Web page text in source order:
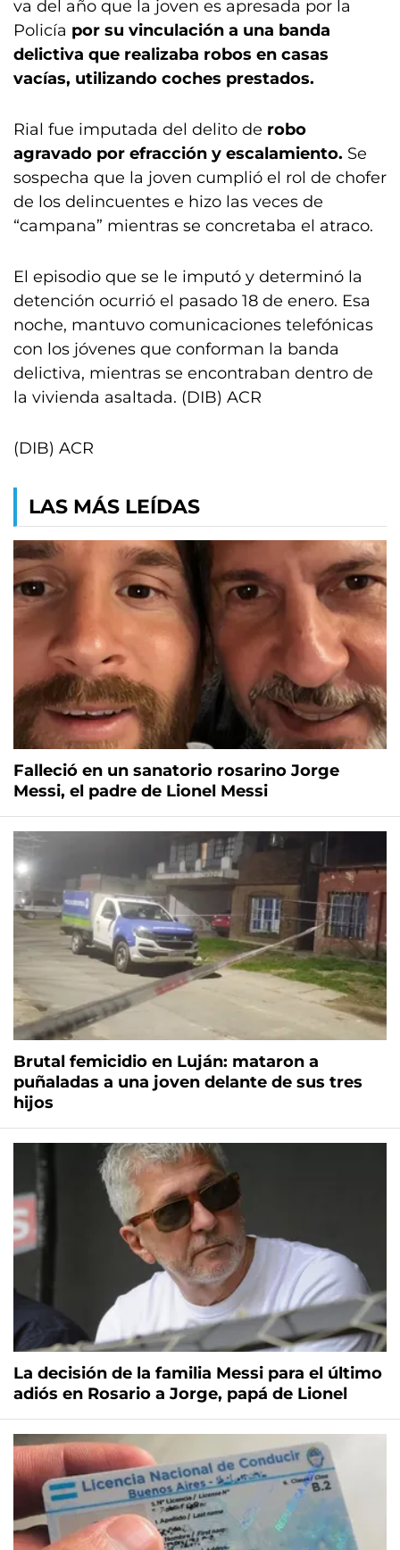
va del año que la joven es apresada por la
Policía por su vinculación a una banda
delictiva que realizaba robos en casas
vacías, utilizando coches prestados.
Rial fue imputada del delito de robo
agravado por efracción y escalamiento. Se
sospecha que la joven cumplió el rol de chofer
de los delincuentes e hizo las veces de
“campana” mientras se concretaba el atraco.
El episodio que se le imputó y determinó la
detención ocurrió el pasado 18 de enero. Esa
noche, mantuvo comunicaciones telefónicas
con los jóvenes que conforman la banda
delictiva, mientras se encontraban dentro de
la vivienda asaltada. (DIB) ACR
(DIB) ACR
LAS MÁS LEÍDAS
Falleció en un sanatorio rosarino Jorge
Messi, el padre de Lionel Messi
Brutal femicidio en Luján: mataron a
puñaladas a una joven delante de sus tres
hijos
La decisión de la familia Messi para el último
adiós en Rosario a Jorge, papá de Lionel